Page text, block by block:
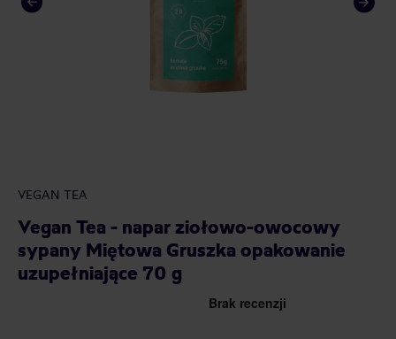
VEGAN TEA
Vegan Tea - napar ziołowo-owocowy
sypany Miętowa Gruszka opakowanie
uzupełniające 70 g